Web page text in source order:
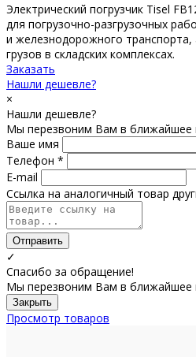
Электрический погрузчик Tisel
для погрузочно-разгрузочных
и железнодорожного
грузов в складских комплексах.
Заказать
Нашли дешевле?
×
Нашли дешевле?
Мы перезвоним Вам в ближайшее
Ваше имя
Телефон *
E-mail
Ссылка на аналогичный товар
Отправить
✓
Спасибо за обращение!
Мы перезвоним Вам в ближайшее
Закрыть
Просмотр товаров